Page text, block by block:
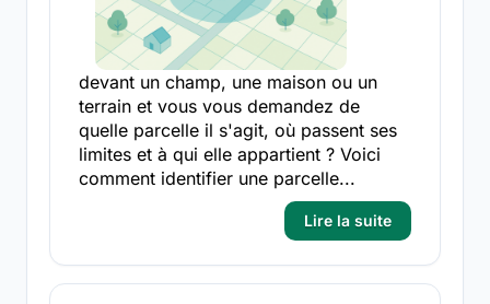
devant un champ, une maison ou un
terrain et vous vous demandez de
quelle parcelle il s'agit, où passent ses
limites et à qui elle appartient ? Voici
comment identifier une parcelle...
Lire la suite